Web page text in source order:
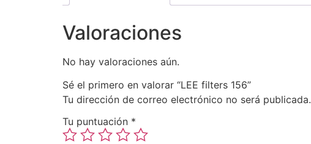
Valoraciones
No hay valoraciones aún.
Sé el primero en valorar “LEE filters 156”
Tu dirección de correo electrónico no será publicada.
Tu puntuación *